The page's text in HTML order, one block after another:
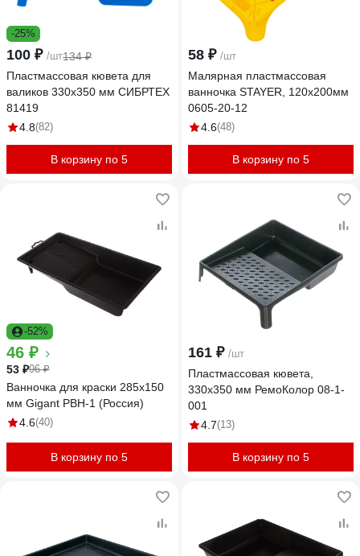
-25%
100 ₽ /шт134 ₽
Пластмассовая кювета для
валиков 330х350 мм СИБРТЕХ
81419
4.8(82)
В корзину по 5
58 ₽ /шт
Малярная пластмассовая
ванночка STAYER, 120х200мм
0605-20-12
4.6(48)
В корзину по 5
-52%
46 ₽
53 ₽96 ₽
Ванночка для краски 285х150
мм Gigant PBH-1 (Россия)
4.6(40)
В корзину по 5
161 ₽ /шт
Пластмассовая кювета,
330x350 мм РемоКолор 08-1-
001
4.7(13)
В корзину по 5